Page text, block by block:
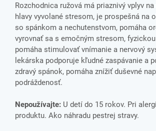
Rozchodnica ružová má priaznivý vplyv
hlavy vyvolané stresom, je prospešná na
so spánkom a nechutenstvom, pomáha
vyrovnať sa s emočným stresom,
pomáha stimulovať vnímanie a nervový
lekárska podporuje kľudné zaspávanie a
zdravý spánok, pomáha znížiť duševné
podráždenosť.
Nepoužívajte: U detí do 15 rokov. Pri
produktu. Ako náhradu pestrej stravy.